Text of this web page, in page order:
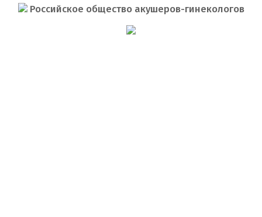
Российское общество акушеров-гинекологов